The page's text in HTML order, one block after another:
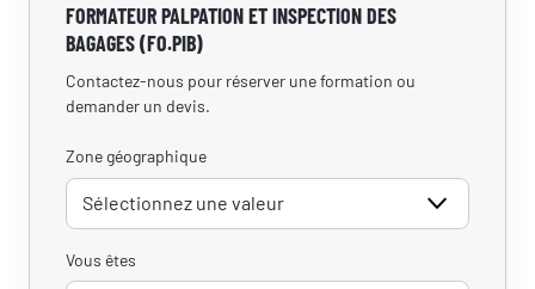
FORMATEUR PALPATION ET INSPECTION DES
BAGAGES (FO.PIB)
Contactez-nous pour réserver une formation ou
demander un devis.
Zone géographique
Vous êtes